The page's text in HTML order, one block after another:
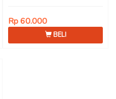
Rp 60.000
BELI